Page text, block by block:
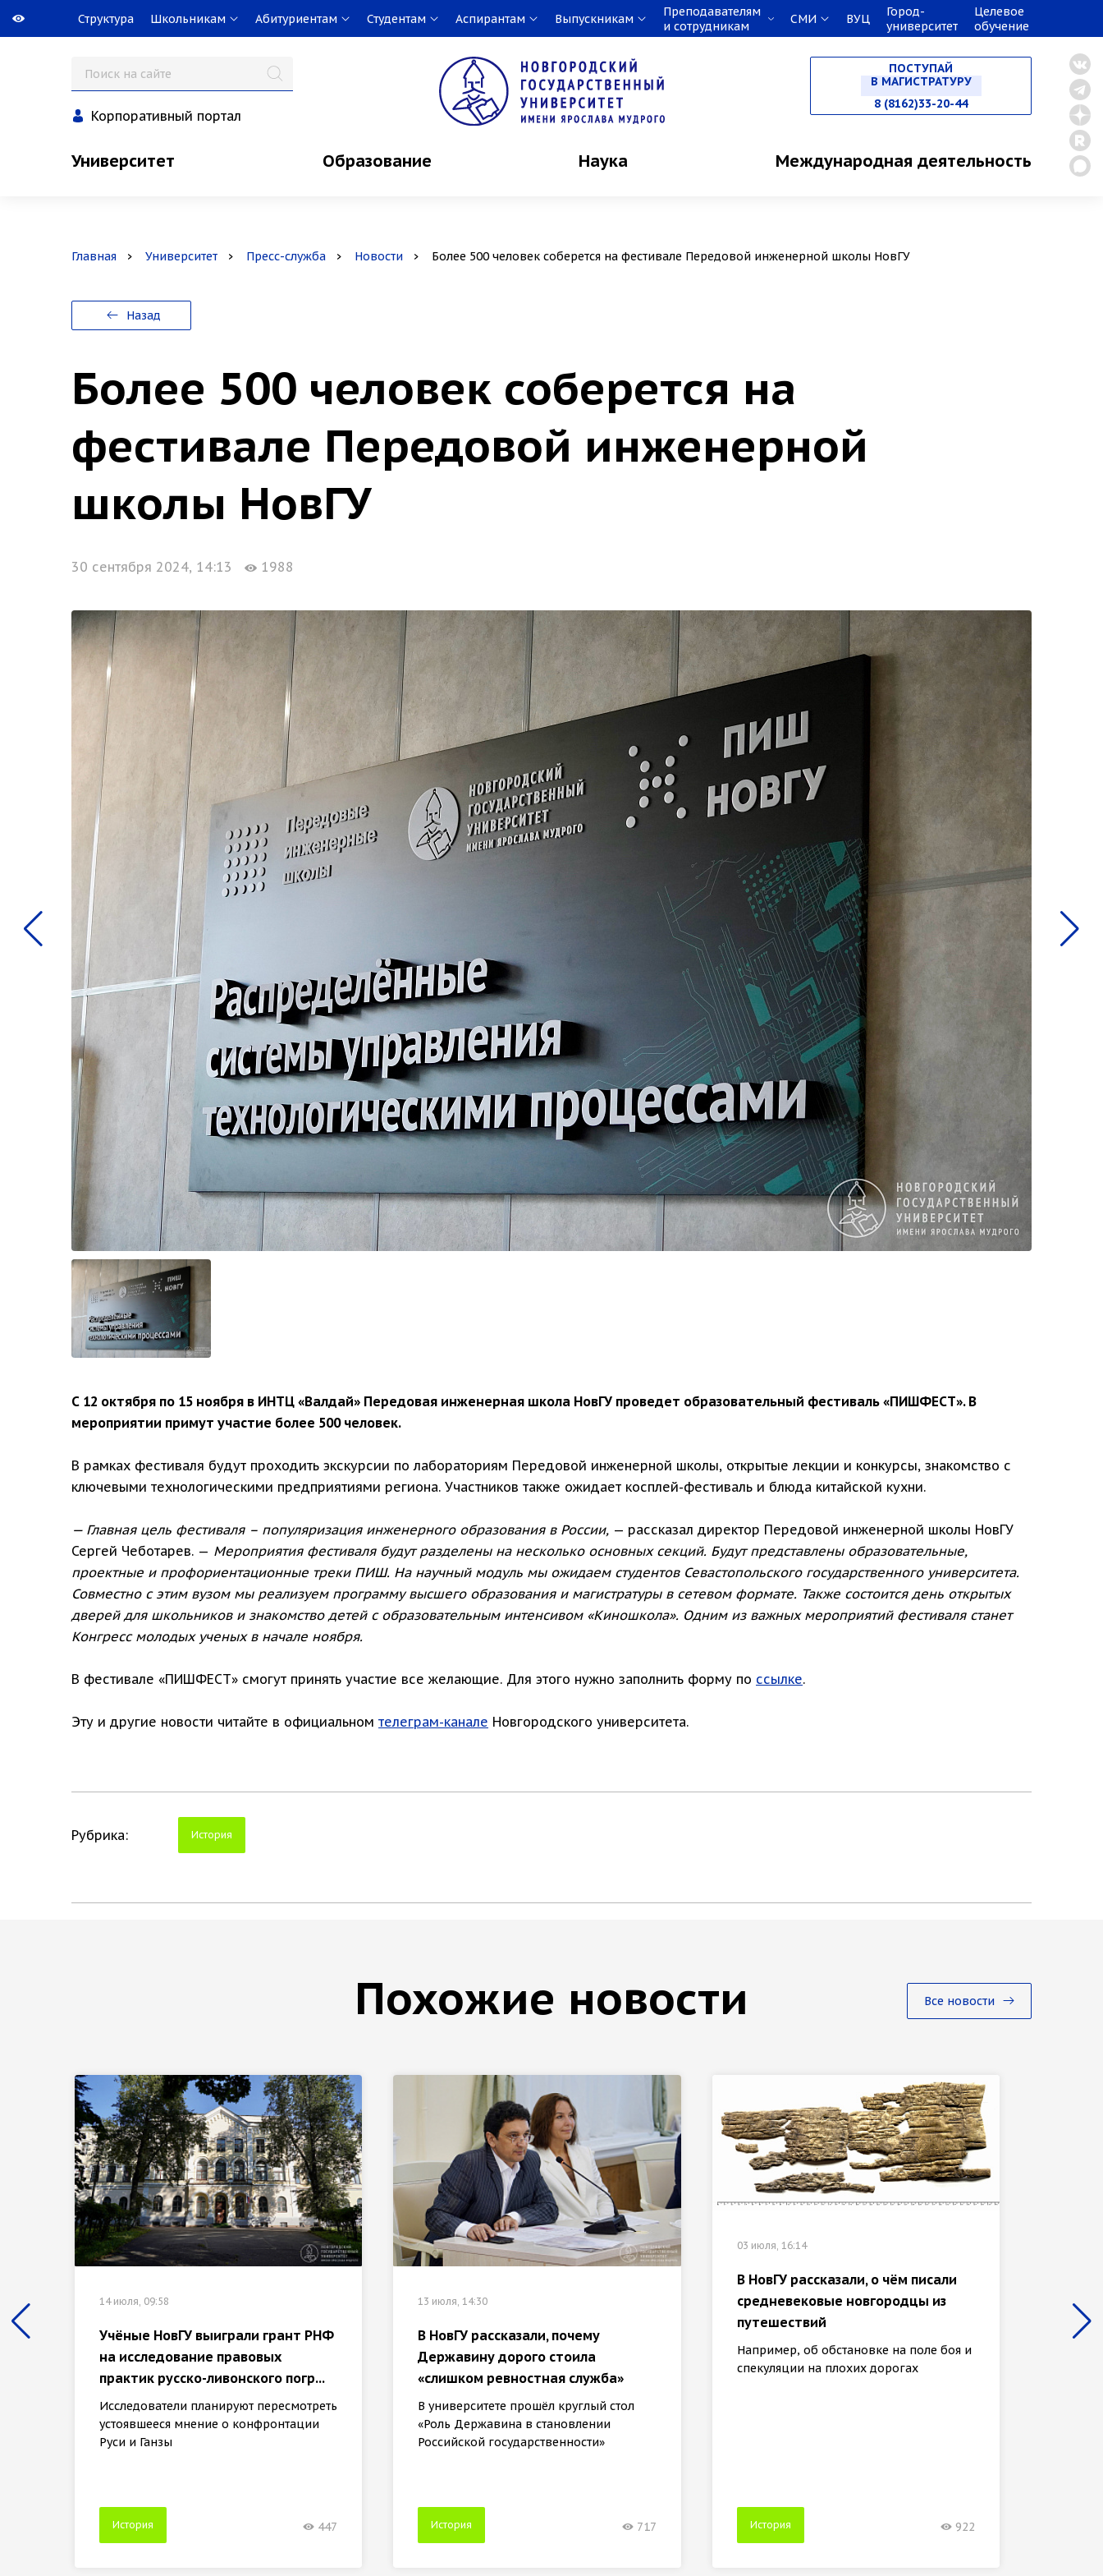
Структура Школьникам Абитуриентам Студентам Аспирантам Выпускникам
Преподавателям
и сотрудникам
СМИ ВУЦ
Город-
университет
Целевое
обучение
Корпоративный портал
ПОСТУПАЙ
НА СПЕЦИАЛИТЕТ
В МАГИСТРАТУРУ
8 (8162)33-20-44
Университет Образование Наука Международная деятельность
Главная Университет Пресс-служба Новости Более 500 человек соберется на фестивале Передовой инженерной школы НовГУ
Назад
Более 500 человек соберется на
фестивале Передовой инженерной
школы НовГУ
30 сентября 2024, 14:13 1988
С 12 октября по 15 ноября в ИНТЦ «Валдай» Передовая инженерная школа НовГУ проведет образовательный фестиваль «ПИШФЕСТ». В
мероприятии примут участие более 500 человек.
В рамках фестиваля будут проходить экскурсии по лабораториям Передовой инженерной школы, открытые лекции и конкурсы, знакомство с
ключевыми технологическими предприятиями региона. Участников также ожидает косплей-фестиваль и блюда китайской кухни.
— Главная цель фестиваля – популяризация инженерного образования в России, — рассказал директор Передовой инженерной школы НовГУ
Сергей Чеботарев. — Мероприятия фестиваля будут разделены на несколько основных секций. Будут представлены образовательные,
проектные и профориентационные треки ПИШ. На научный модуль мы ожидаем студентов Севастопольского государственного университета.
Совместно с этим вузом мы реализуем программу высшего образования и магистратуры в сетевом формате. Также состоится день открытых
дверей для школьников и знакомство детей с образовательным интенсивом «Киношкола». Одним из важных мероприятий фестиваля станет
Конгресс молодых ученых в начале ноября.
В фестивале «ПИШФЕСТ» смогут принять участие все желающие. Для этого нужно заполнить форму по ссылке.
Эту и другие новости читайте в официальном телеграм-канале Новгородского университета.
Рубрика: История
Похожие новости Все новости
14 июля, 09:58
Учёные НовГУ выиграли грант РНФ
на исследование правовых
практик русско-ливонского погр...
Исследователи планируют пересмотреть
устоявшееся мнение о конфронтации
Руси и Ганзы
История 447
13 июля, 14:30
В НовГУ рассказали, почему
Державину дорого стоила
«слишком ревностная служба»
В университете прошёл круглый стол
«Роль Державина в становлении
Российской государственности»
История 717
03 июля, 16:14
В НовГУ рассказали, о чём писали
средневековые новгородцы из
путешествий
Например, об обстановке на поле боя и
спекуляции на плохих дорогах
История 922
16